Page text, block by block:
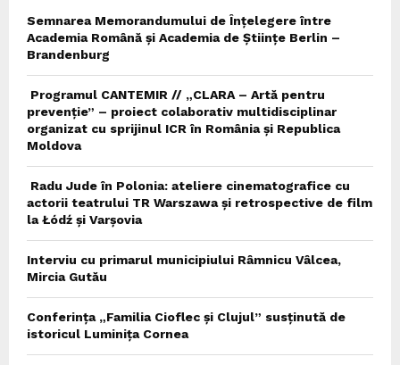
Semnarea Memorandumului de Înțelegere între
Academia Română și Academia de Științe Berlin –
Brandenburg
Programul CANTEMIR // „CLARA – Artă pentru
prevenție” – proiect colaborativ multidisciplinar
organizat cu sprijinul ICR în România și Republica
Moldova
Radu Jude în Polonia: ateliere cinematografice cu
actorii teatrului TR Warszawa și retrospective de film
la Łódź și Varșovia
Interviu cu primarul municipiului Râmnicu Vâlcea,
Mircia Gutău
Conferința „Familia Cioflec și Clujul” susținută de
istoricul Luminița Cornea